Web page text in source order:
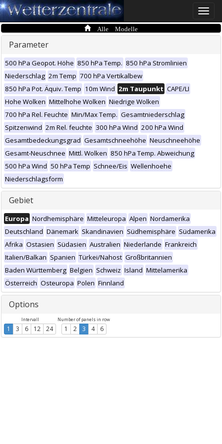
Toggle
Alle Modelle
Parameter
500 hPa Geopot. Höhe 850 hPa Temp. 850 hPa Stromlinien
Niederschlag 2m Temp 700 hPa Vertikalbew
850 hPa Pot. Äquiv. Temp 10m Wind 2m Taupunkt CAPE/LI
Hohe Wolken Mittelhohe Wolken Niedrige Wolken
700 hPa Rel. Feuchte Min/Max Temp. Gesamtniederschlag
Spitzenwind 2m Rel. feuchte 300 hPa Wind 200 hPa Wind
Gesamtbedeckungsgrad Gesamtschneehöhe Neuschneehöhe
Gesamt-Neuschnee Mittl. Wolken 850 hPa Temp. Abweichung
500 hPa Wind 50 hPa Temp Schnee/Eis Wellenhoehe
Niederschlagsform
Gebiet
Europa Nordhemisphäre Mitteleuropa Alpen Nordamerika
Deutschland Dänemark Skandinavien Südhemisphäre Südamerika
Afrika Ostasien Südasien Australien Niederlande Frankreich
Italien/Balkan Spanien Türkei/Nahost Großbritannien
Baden Württemberg Belgien Schweiz Island Mittelamerika
Österreich Osteuropa Polen Finnland
Options
Intervall
1 3 6 12 24
Number of panels in row
1 2 3 4 6